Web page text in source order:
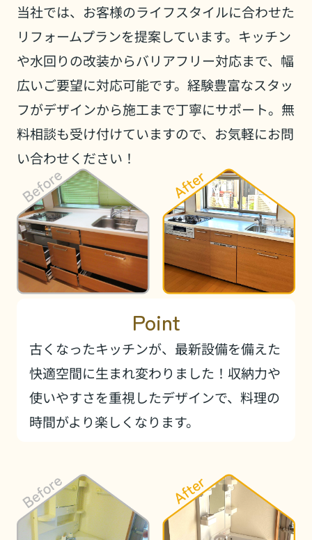
当社では、お客様のライフスタイルに合わせた
リフォームプランを提案しています。キッチン
や水回りの改装からバリアフリー対応まで、幅
広いご要望に対応可能です。経験豊富なスタッ
フがデザインから施工まで丁寧にサポート。無
料相談も受け付けていますので、お気軽にお問
い合わせください！
Point
古くなったキッチンが、最新設備を備えた
快適空間に生まれ変わりました！収納力や
使いやすさを重視したデザインで、料理の
時間がより楽しくなります。